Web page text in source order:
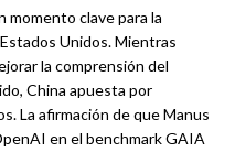
momento clave para la
Unidos. Mientras
la comprensión del
China apuesta por
La afirmación de que Manus
en el benchmark GAIA